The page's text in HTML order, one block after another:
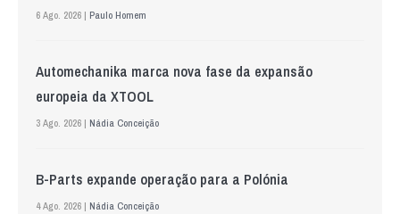
6 Ago. 2026 | Paulo Homem
Automechanika marca nova fase da expansão
europeia da XTOOL
3 Ago. 2026 | Nádia Conceição
B-Parts expande operação para a Polónia
4 Ago. 2026 | Nádia Conceição